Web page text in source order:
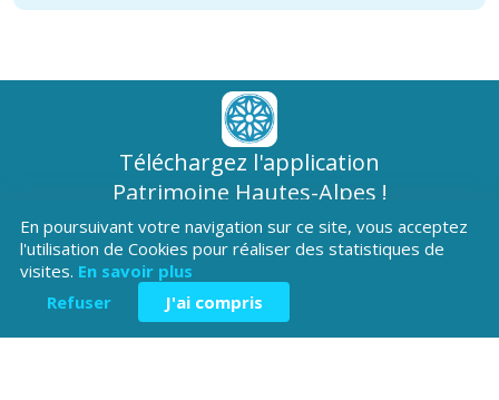
Téléchargez l'application
Patrimoine Hautes-Alpes !
En poursuivant votre navigation sur ce site, vous acceptez
l'utilisation de Cookies pour réaliser des statistiques de
visites. En savoir plus
Refuser
J'ai compris